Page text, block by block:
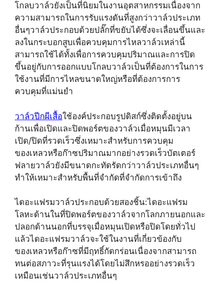
โกลบวาล์วยังเป็นที่นิยมในงานอุตสาหกรรมเนื่องจาก
ความสามารถในการรับแรงดันที่สูงกว่าวาล์วประเภท
อื่นๆวาล์วประกอบด้วยปลั๊กที่ขยับได้ซึ่งจะเลื่อนขึ้นและ
ลงในกระบอกสูบเพื่อควบคุมการไหลวาล์วเหล่านี้
สามารถใช้ได้ทั้งเพื่อการควบคุมปริมาณและการปิด
ขึ้นอยู่กับการออกแบบโกลบวาล์วเป็นที่ต้องการในการ
ใช้งานที่มีการไหลขนาดใหญ่หรือที่ต้องการการ
ควบคุมที่แม่นยำ
วาล์วปีกผีเสื้อใช้องค์ประกอบรูปดิสก์ซึ่งติดตั้งอยู่บน
ก้านเพื่อเปิดและปิดพอร์ตของวาล์วเมื่อหมุนมีเวลา
เปิด/ปิดที่รวดเร็วซึ่งเหมาะสำหรับการควบคุม
ของเหลวหรือก๊าซปริมาณมากอย่างรวดเร็วบัตเตอร์
ฟลายวาล์วยังมีขนาดกะทัดรัดกว่าวาล์วประเภทอื่นๆ
ทำให้เหมาะสำหรับพื้นที่จำกัดที่จำกัดการเข้าถึง
ไดอะแฟรมวาล์วประกอบด้วยสองชิ้น:ไดอะแฟรม
โลหะด้านในที่ปิดพอร์ตของวาล์วจากโลกภายนอกและ
ปลอกด้านนอกที่บรรจุเมื่อหมุนเปิดหรือปิดโดยทั่วไป
แล้วไดอะแฟรมวาล์วจะใช้ในงานที่เกี่ยวข้องกับ
ของเหลวหรือก๊าซที่มีฤทธิ์กัดกร่อนเนื่องจากสามารถ
ทนต่อสภาวะที่รุนแรงได้โดยไม่สึกหรออย่างรวดเร็ว
เหมือนเช่นวาล์วประเภทอื่นๆ